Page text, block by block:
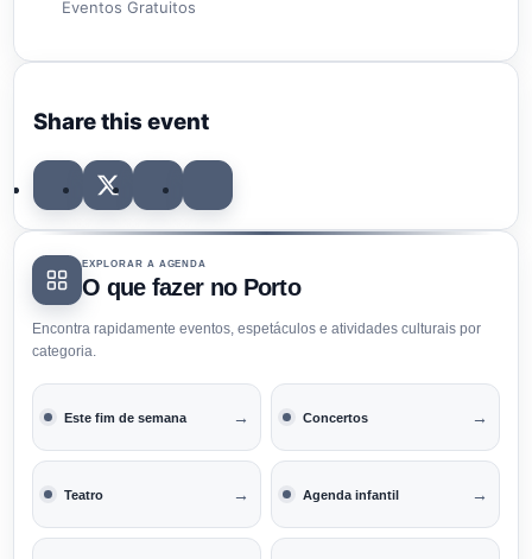
Eventos Gratuitos
Share this event
EXPLORAR A AGENDA
O que fazer no Porto
Encontra rapidamente eventos, espetáculos e atividades culturais por
categoria.
Este fim de semana → Concertos →
Teatro → Agenda infantil →